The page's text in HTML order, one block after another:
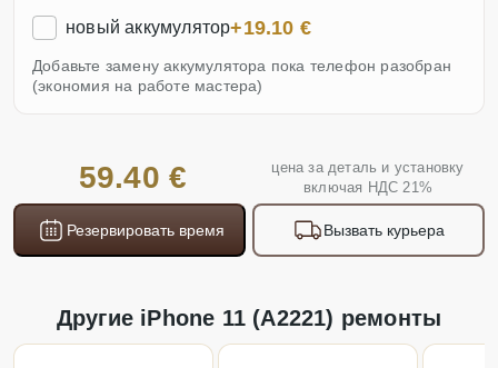
59.40 €
цена за деталь и установку
включая НДС 21%
Вызвать курьера
Резервировать время
новый аккумулятор+19.10 €
Добавьте замену аккумулятора пока телефон разобран
(экономия на работе мастера)
Другие iPhone 11 (A2221) ремонты